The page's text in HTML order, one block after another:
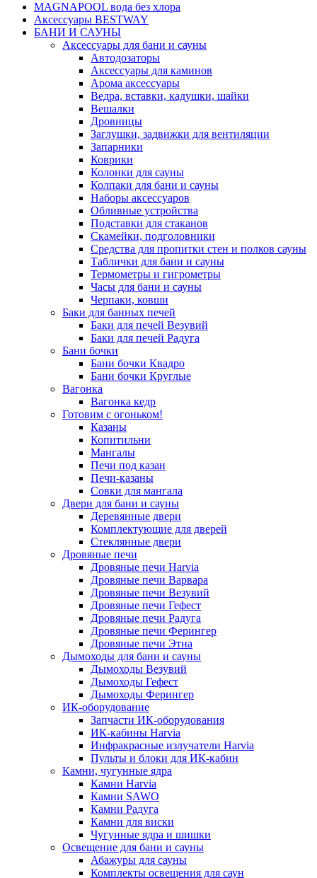
MAGNAPOOL вода без хлора
Аксессуары BESTWAY
БАНИ И САУНЫ
Аксессуары для бани и сауны
Автодозаторы
Аксессуары для каминов
Арома аксессуары
Ведра, вставки, кадушки, шайки
Вешалки
Дровницы
Заглушки, задвижки для вентиляции
Запарники
Коврики
Колонки для сауны
Колпаки для бани и сауны
Наборы аксессуаров
Обливные устройства
Подставки для стаканов
Скамейки, подголовники
Средства для пропитки стен и полков сауны
Таблички для бани и сауны
Термометры и гигрометры
Часы для бани и сауны
Черпаки, ковши
Баки для банных печей
Баки для печей Везувий
Баки для печей Радуга
Бани бочки
Бани бочки Квадро
Бани бочки Круглые
Вагонка
Вагонка кедр
Готовим с огоньком!
Казаны
Копитильни
Мангалы
Печи под казан
Печи-казаны
Совки для мангала
Двери для бани и сауны
Деревянные двери
Комплектующие для дверей
Стеклянные двери
Дровяные печи
Дровяные печи Harvia
Дровяные печи Варвара
Дровяные печи Везувий
Дровяные печи Гефест
Дровяные печи Радуга
Дровяные печи Ферингер
Дровяные печи Этна
Дымоходы для бани и сауны
Дымоходы Везувий
Дымоходы Гефест
Дымоходы Ферингер
ИК-оборудование
Запчасти ИК-оборудования
ИК-кабины Harvia
Инфракрасные излучатели Harvia
Пульты и блоки для ИК-кабин
Камни, чугунные ядра
Камни Harvia
Камни SAWO
Камни Радуга
Камни для виски
Чугунные ядра и шишки
Освещение для бани и сауны
Абажуры для сауны
Комплекты освещения для саун